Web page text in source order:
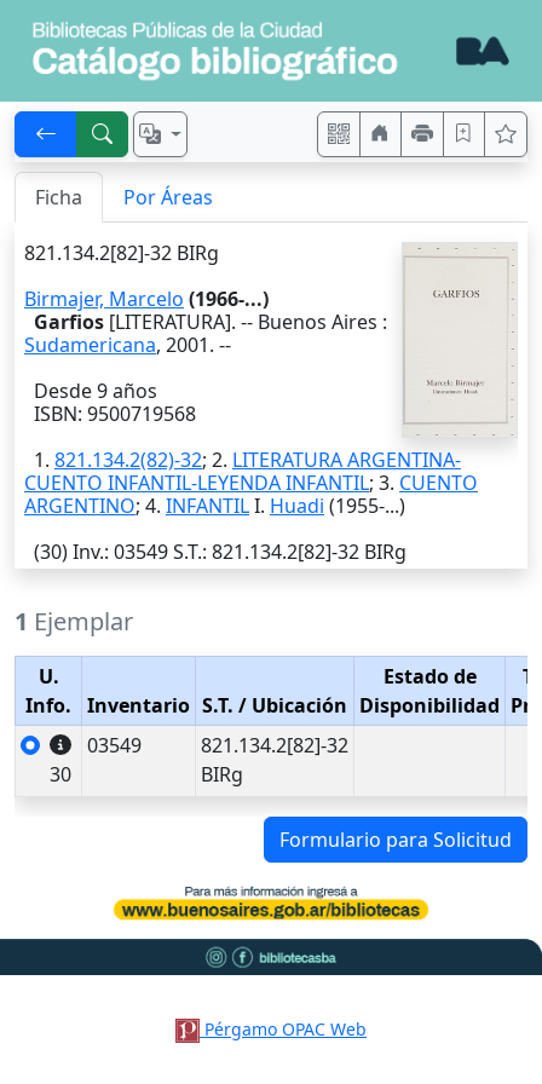
Ficha Por Áreas
821.134.2[82]-32 BIRg
Birmajer, Marcelo (1966-...)
Garfios [LITERATURA]. -- Buenos Aires :
Sudamericana, 2001. --
Desde 9 años
ISBN: 9500719568
1. 821.134.2(82)-32; 2. LITERATURA ARGENTINA-
CUENTO INFANTIL-LEYENDA INFANTIL; 3. CUENTO
ARGENTINO; 4. INFANTILI. Huadi (1955-...)
(30)Inv.: 03549S.T.: 821.134.2[82]-32 BIRg
1 Ejemplar
U.
Info.
Inventario S.T. / Ubicación
Estado de
Disponibilidad
30
03549
821.134.2[82]-32
BIRg
Formulario para Solicitud
Pérgamo OPAC Web